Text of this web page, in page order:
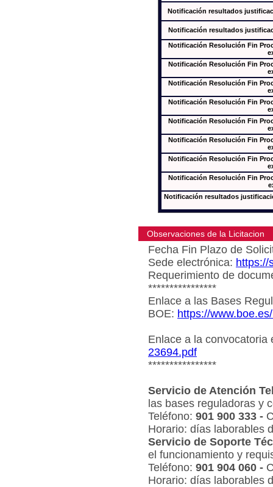
Notificación resultados
Notificación resultados
Notificación Resolución Fin
Notificación Resolución Fin
Notificación Resolución Fin
Notificación Resolución Fin
Notificación Resolución Fin
Notificación Resolución Fin
Notificación Resolución Fin
Notificación Resolución Fin
Notificación resultados
Observaciones de la Licitacion
Fecha Fin Plazo de
Sede electrónica: https://
Requerimiento de
****************
Enlace a las Bases
BOE: https://
Enlace a la
23694.pdf
****************
Servicio de Atención
las bases reguladoras y
Teléfono: 901 900 333 -
Horario: días laborables
Servicio de Soporte
el funcionamiento y
Teléfono: 901 904 060 -
Horario: días laborables